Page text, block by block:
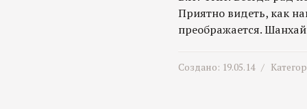
Приятно видеть, как
преображается.
Создано: 19.05.14 /